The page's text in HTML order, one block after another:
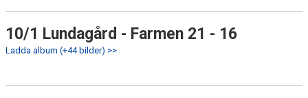
10/1 Lundagård - Farmen 21 - 16
Ladda album (+44 bilder) >>